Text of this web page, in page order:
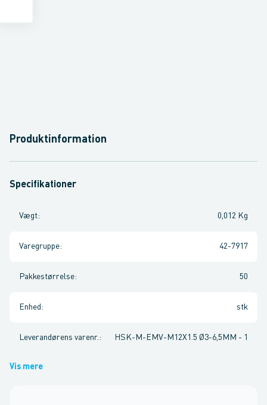
Produktinformation
Specifikationer
Vægt: 0,012 Kg
Varegruppe: 42-7917
Pakkestørrelse: 50
Enhed : stk
Leverandørens varenr. : HSK-M-EMV-M12X1.5 Ø3-6,5MM - 1
Vis mere